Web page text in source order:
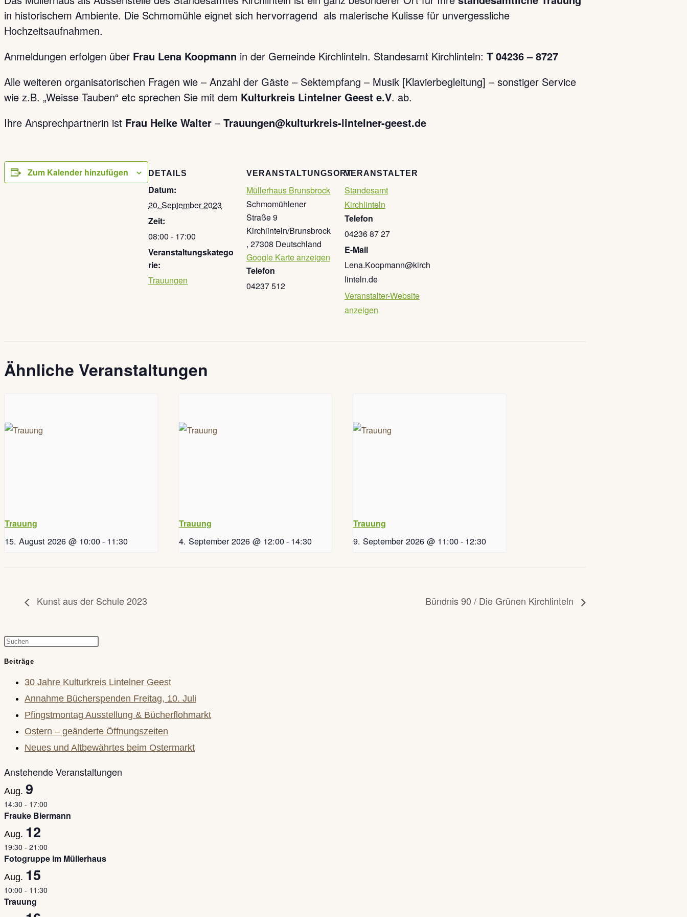
in historischem Ambiente. Die Schmomühle eignet sich hervorragend als malerische Kulisse für unvergessliche
Hochzeitsaufnahmen.
Anmeldungen erfolgen über Frau Lena Koopmann in der Gemeinde Kirchlinteln. Standesamt Kirchlinteln: T 04236 – 8727
Alle weiteren organisatorischen Fragen wie – Anzahl der Gäste – Sektempfang – Musik [Klavierbegleitung] – sonstiger Service
wie z.B. „Weisse Tauben“ etc sprechen Sie mit dem Kulturkreis Lintelner Geest e.V. ab.
Ihre Ansprechpartnerin ist Frau Heike Walter – Trauungen@kulturkreis-lintelner-geest.de
Zum Kalender hinzufügen DETAILS
Datum:
20. September 2023
Zeit:
08:00 - 17:00
Veranstaltungskatego
rie:
Trauungen
VERANSTALTUNGSORT
Müllerhaus Brunsbrock
Schmomühlener
Straße 9
Kirchlinteln/Brunsbrock
, 27308 Deutschland
Google Karte anzeigen
Telefon
04237 512
VERANSTALTER
Standesamt
Kirchlinteln
Telefon
04236 87 27
E-Mail
Lena.Koopmann@kirch
linteln.de
Veranstalter-Website
anzeigen
Ähnliche Veranstaltungen
Trauung
15. August 2026 @ 10:00- 11:30
Trauung
4. September 2026 @ 12:00- 14:30
Trauung
9. September 2026 @ 11:00- 12:30
Kunst aus der Schule 2023 Bündnis 90 / Die Grünen Kirchlinteln
Press
close
the
search
panel.
Beiträge
30 Jahre Kulturkreis Lintelner Geest
Annahme Bücherspenden Freitag, 10. Juli
Pfingstmontag Ausstellung & Bücherflohmarkt
Ostern – geänderte Öffnungszeiten
Neues und Altbewährtes beim Ostermarkt
Anstehende Veranstaltungen
Aug. 9
14:30 - 17:00
Frauke Biermann
Aug. 12
19:30 - 21:00
Fotogruppe im Müllerhaus
Aug. 15
10:00 - 11:30
Trauung